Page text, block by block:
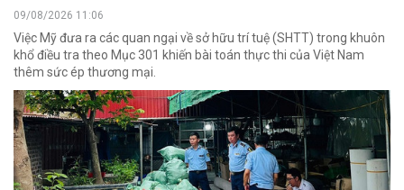
09/08/2026 11:06
Việc Mỹ đưa ra các quan ngại về sở hữu trí tuệ (SHTT) trong khuôn
khổ điều tra theo Mục 301 khiến bài toán thực thi của Việt Nam
thêm sức ép thương mại.